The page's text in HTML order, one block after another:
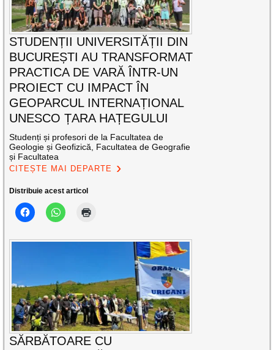
STUDENȚII UNIVERSITĂȚII DIN
BUCUREȘTI AU TRANSFORMAT
PRACTICA DE VARĂ ÎNTR-UN
PROIECT CU IMPACT ÎN
GEOPARCUL INTERNAȚIONAL
UNESCO ȚARA HAȚEGULUI
Studenți și profesori de la Facultatea de
Geologie și Geofizică, Facultatea de Geografie
și Facultatea
CITEȘTE MAI DEPARTE
Distribuie acest articol
SĂRBĂTOARE CU